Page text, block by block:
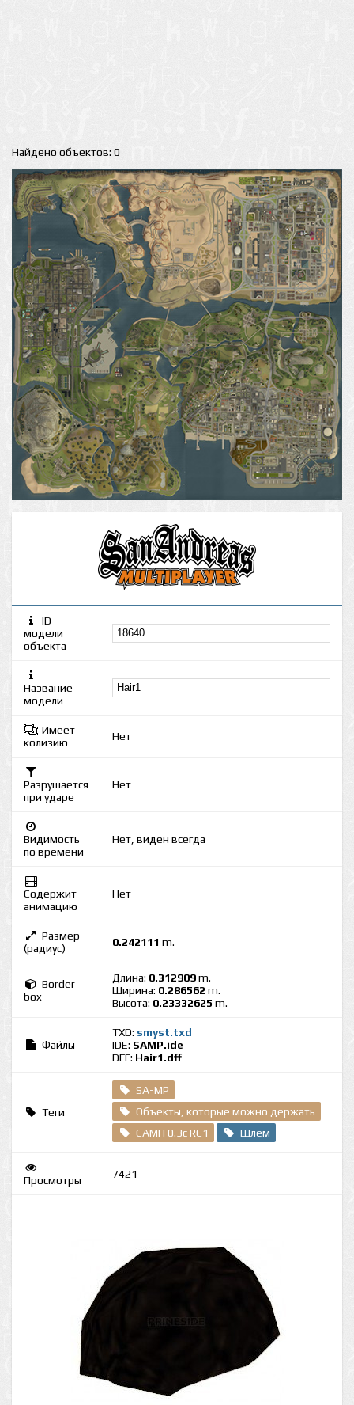
Найдено объектов: 0
ID
модели
объекта
Название
модели
Имеет
колизию
Нет
Разрушается
при ударе
Нет
Видимость
по времени
Нет, виден всегда
Содержит
анимацию
Нет
Размер
(радиус)
0.242111 m.
Border
box
Длина: 0.312909m.
Ширина: 0.286562 m.
Высота: 0.23332625 m.
Файлы
TXD: smyst.txd
IDE: SAMP.ide
DFF: Hair1.dff
Теги
SA-MP
Объекты, которые можно держать
САМП 0.3c RC1
Шлем
Просмотры 7421